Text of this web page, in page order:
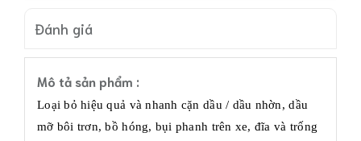
Đánh giá
Mô tả sản phẩm :
Loại bỏ hiệu quả và nhanh cặn dầu / dầu nhờn, dầu
mỡ bôi trơn, bồ hóng, bụi phanh trên xe, đĩa và trống